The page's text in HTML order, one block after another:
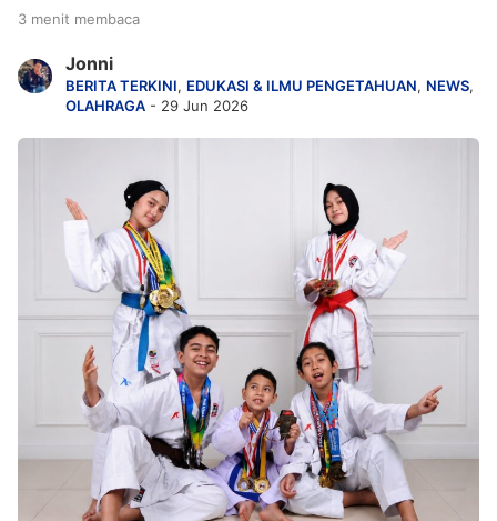
3 menit membaca
Jonni
BERITA TERKINI, EDUKASI & ILMU PENGETAHUAN, NEWS,
OLAHRAGA - 29 Jun 2026